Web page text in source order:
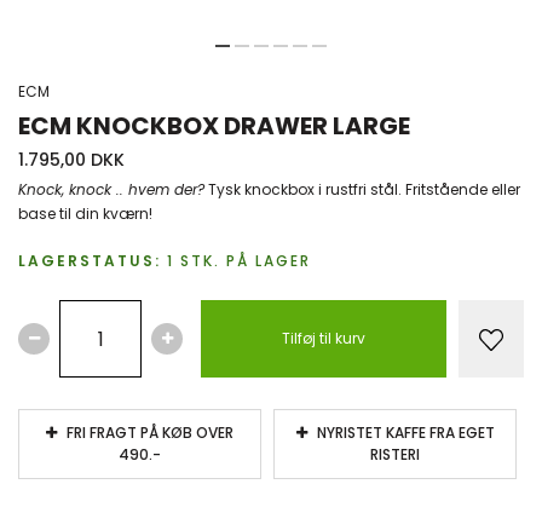
ECM
ECM KNOCKBOX DRAWER LARGE
1.795,00 DKK
Knock, knock .. hvem der?Tysk knockbox i rustfri stål. Fritstående eller
base til din kværn!
LAGERSTATUS: 1 STK. PÅ LAGER
Tilføj til kurv
FRI FRAGT PÅ KØB OVER
490.-
NYRISTET KAFFE FRA EGET
RISTERI